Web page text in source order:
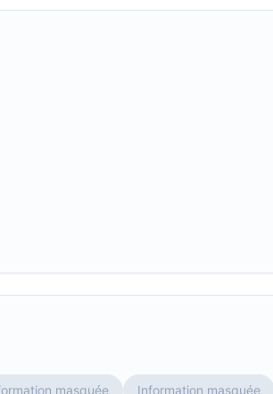
masquée Information masquée